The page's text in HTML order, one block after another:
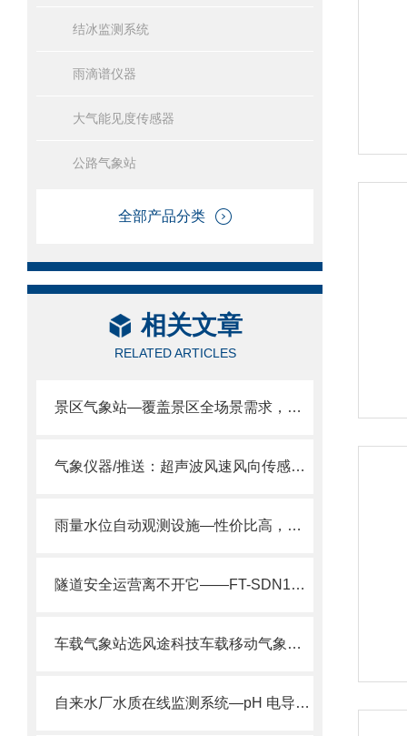
结冰监测系统
雨滴谱仪器
大气能见度传感器
公路气象站
全部产品分类
相关文章
RELATED ARTICLES
景区气象站—覆盖景区全场景需求，支持负氧离子PM2.5温湿度等多参数监测。
气象仪器/推送：超声波风速风向传感器—高可靠性的超声波风速仪
雨量水位自动观测设施—性价比高，耐用性强的水文检测仪器2024全境派送
隧道安全运营离不开它——FT-SDN1【隧道COVI检测器】解析
车载气象站选风途科技车载移动气象站 抗震抗颠簸 数据稳定 。
自来水厂水质在线监测系统—pH 电导率 浊度秒级更新，一站式守护居民用水！